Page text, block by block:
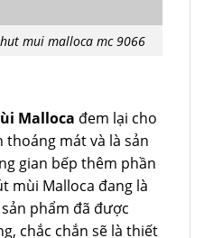
mui malloca mc 9066
Malloca đem lại cho
thoáng mát và là sản
gian bếp thêm phần
mùi Malloca đang là
phẩm đã được
chắc chắn sẽ là thiết